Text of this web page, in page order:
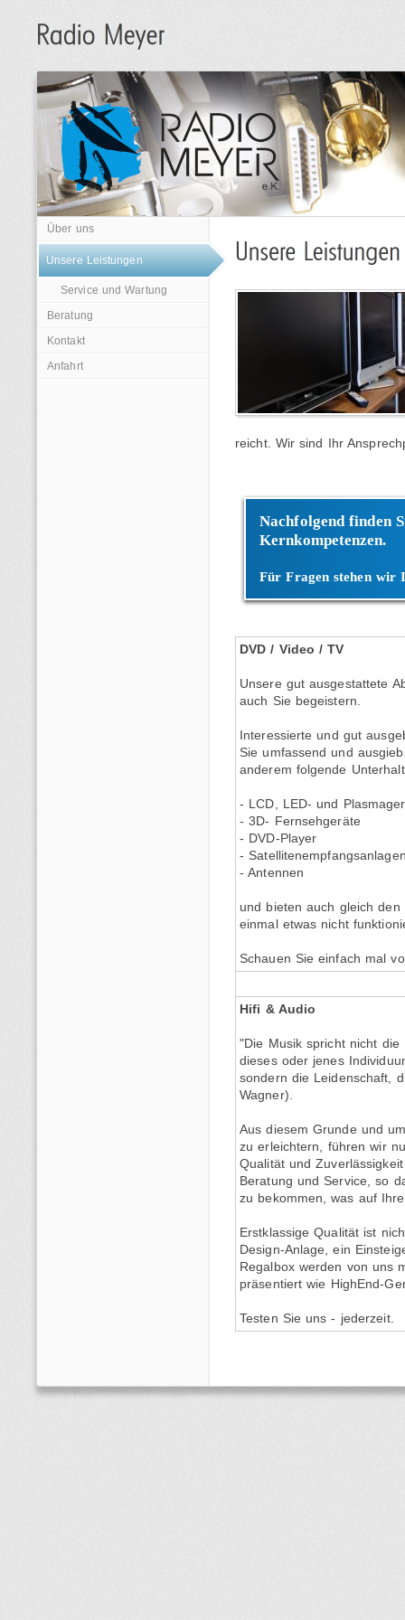
Über uns
Unsere Leistungen
Service und Wartung
Beratung
Kontakt
Anfahrt
reicht. Wir sind Ihr
Nachfolgend finden
Kernkompetenzen.
Für Fragen stehen wir
DVD / Video / TV
Unsere gut ausgestattete
auch Sie begeistern.
Interessierte und gut
Sie umfassend und
anderem folgende
- LCD, LED- und
- 3D- Fernsehgeräte
- DVD-Player
-
- Antennen
und bieten auch gleich
einmal etwas nicht
Schauen Sie einfach mal
Hifi & Audio
"Die Musik spricht nicht
dieses oder jenes
sondern die Leidenschaft,
Wagner).
Aus diesem Grunde und
zu erleichtern, führen wir
Qualität und
Beratung und Service, so
zu bekommen, was auf
Erstklassige Qualität ist
Design-Anlage, ein
Regalbox werden von uns
präsentiert wie HighEnd-
Testen Sie uns - jederzeit.